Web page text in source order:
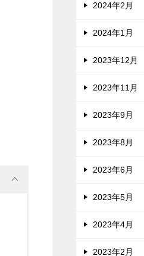
2024年2月
2024年1月
2023年12月
2023年11月
2023年9月
2023年8月
2023年6月
2023年5月
2023年4月
2023年2月